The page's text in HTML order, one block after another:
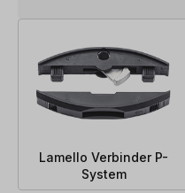
Lamello Verbinder P-
System